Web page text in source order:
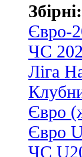
Збірні:
Євро-
ЧС
Ліга
Євро
Євро
ЧС